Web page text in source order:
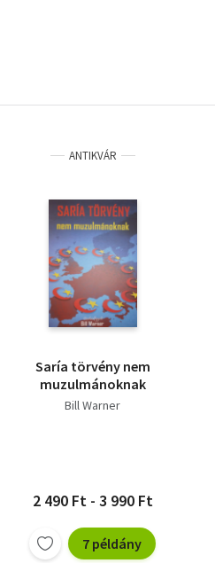
ANTIKVÁR
Saría törvény nem
muzulmánoknak
Bill Warner
2 490 Ft - 3 990 Ft
7 példány